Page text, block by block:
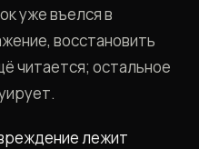
уже въелся в
восстановить
читается; остальное
лежит